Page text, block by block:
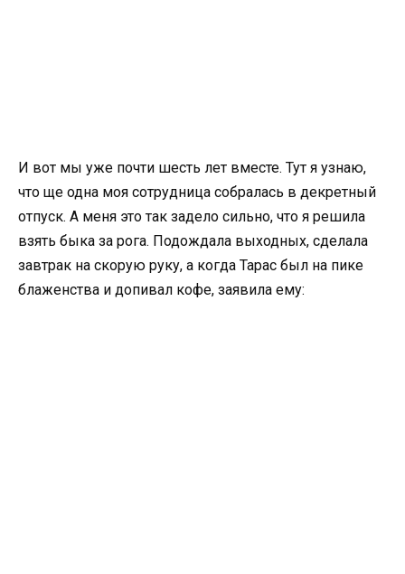
И вот мы уже почти шесть лет вместе. Тут я узнаю,
что ще одна моя сотрудница собралась в декретный
отпуск. А меня это так задело сильно, что я решила
взять быка за рога. Подождала выходных, сделала
завтрак на скорую руку, а когда Тарас был на пике
блаженства и допивал кофе, заявила ему: